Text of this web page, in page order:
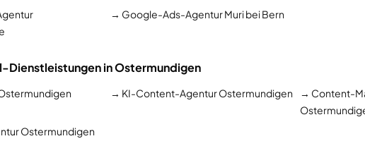
→ Google-Ads-Agentur Muri bei Bern
Dienstleistungen in Ostermundigen
→ KI-Content-Agentur Ostermundigen → Content-
Ostermundigen